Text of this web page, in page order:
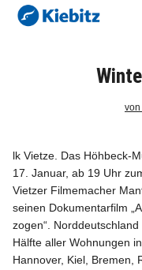
Kiebitz-Online
Aktuelles E-Paper
Anzeigenpreise
Meine Region
von
lk Vietze. Das Höhbeck-
17. Januar, ab 19 Uhr
Vietzer Filmemacher
seinen Dokumentarfilm
zogen“.
Hälfte aller Wohnungen
Hannover, Kiel, Bremen,